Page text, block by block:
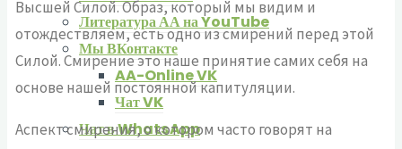
Литература АА на YouTube
Мы ВКонтакте
AA-Online VK
Чат VK
Чат в WhatsApp
Высшей Силой. Образ, который мы видим и
отождествляем, есть одно из смирений перед этой
Силой. Смирение это наше принятие самих себя на
основе нашей постоянной капитуляции.
Аспект смирения, о котором часто говорят на